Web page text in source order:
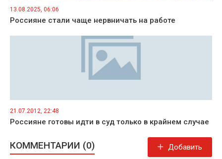
13.08.2025, 06:06
Россияне стали чаще нервничать на работе
21.07.2012, 22:48
Россияне готовы идти в суд только в крайнем случае
КОММЕНТАРИИ (0) Добавить